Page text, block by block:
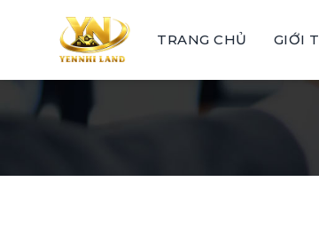
content
TRANG CHỦ GIỚI